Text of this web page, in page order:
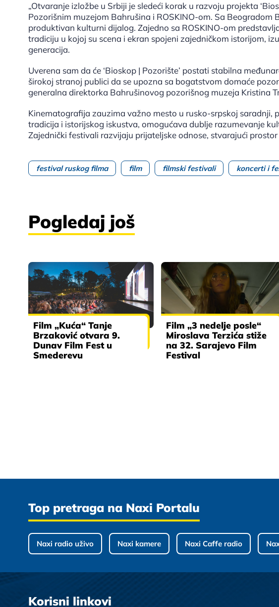
„Otvaranje izložbe u Srbiji je sledeći korak u razvoju projekta
Pozorišnim muzejom Bahrušina i ROSKINO-om. Sa Beogradom
produktivan kulturni dijalog. Zajedno sa ROSKINO-om
tradiciju u kojoj su scena i ekran spojeni zajedničkom istorijom,
generacija.
Uverena sam da će ‘Bioskop | Pozorište’ postati stabilna
širokoj stranoj publici da se upozna sa bogatstvom domaće
generalna direktorka Bahrušinovog pozorišnog muzeja Kristina
Kinematografija zauzima važno mesto u rusko-srpskoj saradnji,
tradicija i istorijskog iskustva, omogućava dublje razumevanje
Zajednički festivali razvijaju prijateljske odnose, stvarajući
festival ruskog filma film filmski festivali koncerti i
Pogledaj još
Film „Kuća“ Tanje
Brzaković otvara 9.
Dunav Film Fest u
Smederevu
Film „3 nedelje posle“
Miroslava Terzića stiže
na 32. Sarajevo Film
Festival
Top pretraga na Naxi Portalu
Naxi radio uživo Naxi kamere Naxi Caffe radio
Korisni linkovi